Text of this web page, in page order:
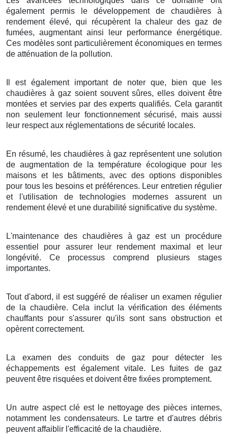
également permis le développement de chaudières à
rendement élevé, qui récupèrent la chaleur des gaz de
fumées, augmentant ainsi leur performance énergétique.
Ces modèles sont particulièrement économiques en termes
de atténuation de la pollution.
Il est également important de noter que, bien que les
chaudières à gaz soient souvent sûres, elles doivent être
montées et servies par des experts qualifiés. Cela garantit
non seulement leur fonctionnement sécurisé, mais aussi
leur respect aux réglementations de sécurité locales.
En résumé, les chaudières à gaz représentent une solution
de augmentation de la température écologique pour les
maisons et les bâtiments, avec des options disponibles
pour tous les besoins et préférences. Leur entretien régulier
et l'utilisation de technologies modernes assurent un
rendement élevé et une durabilité significative du système.
L'maintenance des chaudières à gaz est un procédure
essentiel pour assurer leur rendement maximal et leur
longévité. Ce processus comprend plusieurs stages
importantes.
Tout d'abord, il est suggéré de réaliser un examen régulier
de la chaudière. Cela inclut la vérification des éléments
chauffants pour s'assurer qu'ils sont sans obstruction et
opèrent correctement.
La examen des conduits de gaz pour détecter les
échappements est également vitale. Les fuites de gaz
peuvent être risquées et doivent être fixées promptement.
Un autre aspect clé est le nettoyage des pièces internes,
notamment les condensateurs. Le tartre et d'autres débris
peuvent affaiblir l'efficacité de la chaudière.